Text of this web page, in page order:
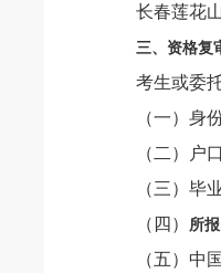
长春莲花山
三、资格复
考生或委托
（一）身份
（二）户口
（三）毕业
（四）
所
（五）中国